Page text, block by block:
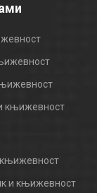
и књижевност
књижевност
и књижевност